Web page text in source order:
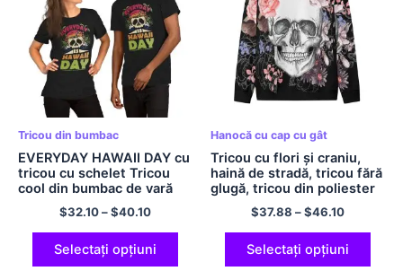
Tricou din bumbac
EVERYDAY HAWAII DAY cu
tricou cu schelet Tricou
cool din bumbac de vară
pentru bărbați și femei,
multicolor
$32.10–$40.10
Selectați opțiuni
Hanocă cu cap cu gât
Tricou cu flori și craniu,
haină de stradă, tricou fără
glugă, tricou din poliester
de mărime europeană,
tricou cu glugă ușoară,
tricou cu gât turnu pentru
bărbați și femei
$37.88 –$46.10
Selectați opțiuni